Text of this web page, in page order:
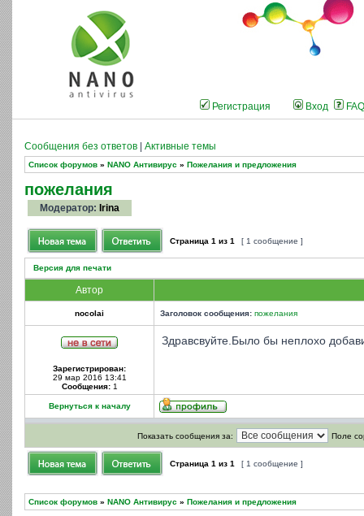
Регистрация Вход FAQ
Сообщения без ответов Активные темы
Список форумов » NANO Антивирус » Пожелания и предложения
пожелания
Модератор: Irina
Страница 1 из 1 [ 1 сообщение ]
Версия для печати
Автор
nocolai Заголовок сообщения: пожелания
Зарегистрирован:
29 мар 2016 13:41
Сообщения:1
Здравсвуйте.Было бы неплохо
Вернуться к началу
Показать сообщения за: Поле
Страница 1 из 1 [ 1 сообщение ]
Список форумов » NANO Антивирус » Пожелания и предложения